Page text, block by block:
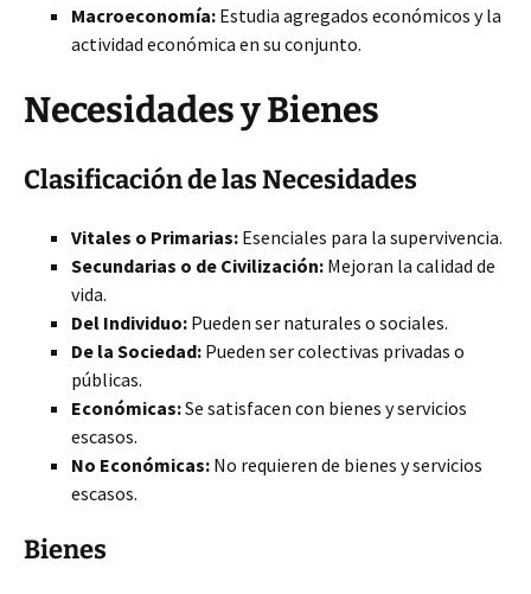
Macroeconomía: Estudia agregados económicos y la
actividad económica en su conjunto.
Necesidades y Bienes
Clasificación de las Necesidades
Vitales o Primarias: Esenciales para la supervivencia.
Secundarias o de Civilización: Mejoran la calidad de
vida.
Del Individuo: Pueden ser naturales o sociales.
De la Sociedad: Pueden ser colectivas privadas o
públicas.
Económicas:Se satisfacen con bienes y servicios
escasos.
No Económicas: No requieren de bienes y servicios
escasos.
Bienes